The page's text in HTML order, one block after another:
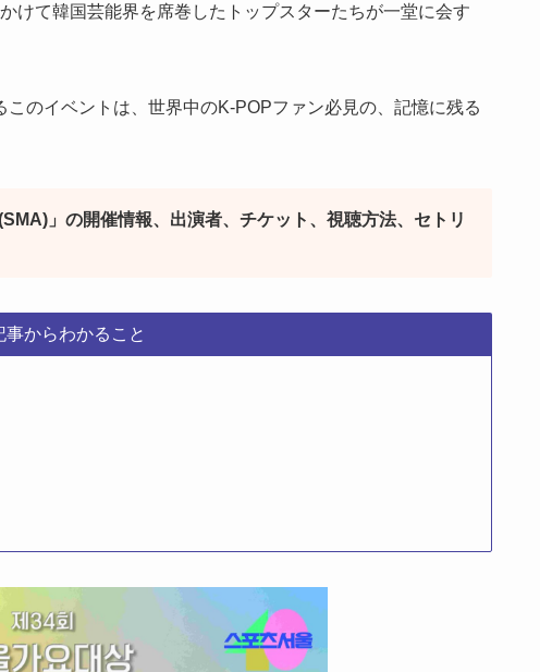
けて韓国芸能界を席巻したトップスターたちが一堂に会す
のイベントは、世界中のK-POPファン必見の、記憶に残る
」の開催情報、出演者、チケット、視聴方法、セトリ
事からわかること